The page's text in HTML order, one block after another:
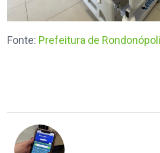
Fonte: Prefeitura de